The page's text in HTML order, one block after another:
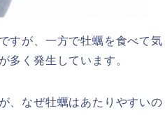
すが、一方で牡蠣を食べて気
多く発生しています。
、なぜ牡蠣はあたりやすいの